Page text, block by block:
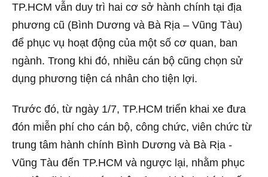
TP.HCM vẫn duy trì hai cơ sở hành chính tại địa
phương cũ (Bình Dương và Bà Rịa – Vũng Tàu)
để phục vụ hoạt động của một số cơ quan, ban
ngành. Trong khi đó, nhiều cán bộ cũng chọn sử
dụng phương tiện cá nhân cho tiện lợi.
Trước đó, từ ngày 1/7, TP.HCM triển khai xe đưa
đón miễn phí cho cán bộ, công chức, viên chức từ
trung tâm hành chính Bình Dương và Bà Rịa -
Vũng Tàu đến TP.HCM và ngược lại, nhằm phục